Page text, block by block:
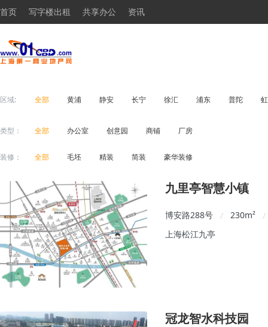
首页 写字楼出租 共享办公 资讯
区域: 全部 黄浦 静安 长宁 徐汇 浦东 普陀
类型： 全部 办公室 创意园 商铺 厂房
装修： 全部 毛坯 精装 简装 豪华装修
九里亭智慧小镇
博安路288号 / 230m²
/
上海松江九亭
冠龙智水科技园